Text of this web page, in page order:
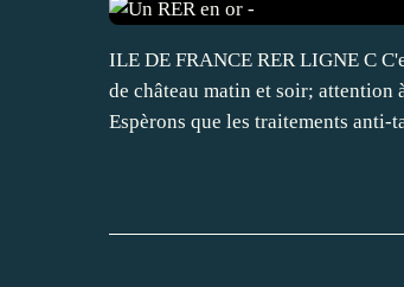
ILE DE FRANCE RER LIGNE C
de château matin et soir; attention
Espèrons que les traitements anti-